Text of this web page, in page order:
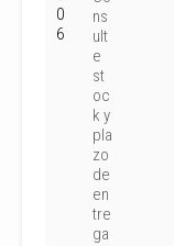
0
6
ns
ult
e
st
oc
k y
pla
zo
de
en
tre
ga